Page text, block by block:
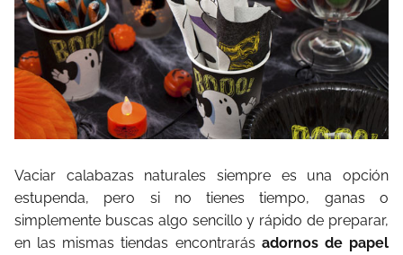
Vaciar calabazas naturales siempre es una opción
estupenda, pero si no tienes tiempo, ganas o
simplemente buscas algo sencillo y rápido de preparar,
en las mismas tiendas encontrarás adornos de papel